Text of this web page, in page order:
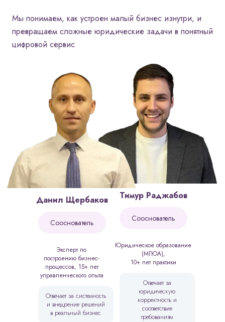
Мы понимаем, как устроен малый бизнес изнутри, и
превращаем сложные юридические задачи в понятный
цифровой сервис
Данил Щербаков
Сооснователь
Эксперт по
построению бизнес-
процессов, 15+ лет
управленческого опыта
Отвечает за системность
и внедрение решений
в реальный бизнес
Тимур Раджабов
Сооснователь
Юридическое образование
(МГЮА),
10+ лет практики
Отвечает за
юридическую
корректность и
соответствие
требованиям